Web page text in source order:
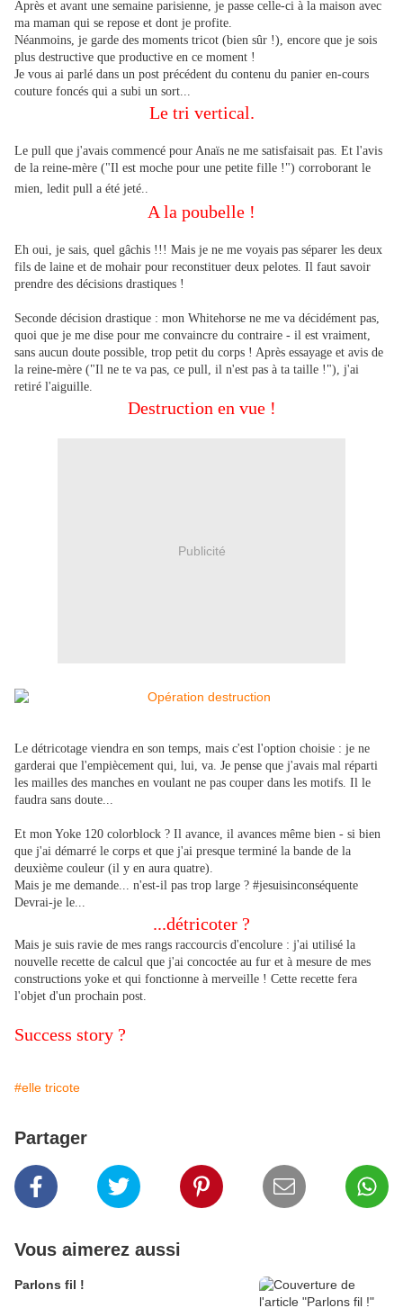
Après et avant une semaine parisienne, je passe celle-ci à la maison avec
ma maman qui se repose et dont je profite.
Néanmoins, je garde des moments tricot (bien sûr !), encore que je sois
plus destructive que productive en ce moment !
Je vous ai parlé dans un post précédent du contenu du panier en-cours
couture foncés qui a subi un sort...
Le tri vertical.
Le pull que j'avais commencé pour Anaïs ne me satisfaisait pas. Et l'avis
de la reine-mère ("Il est moche pour une petite fille !") corroborant le
mien, ledit pull a été jeté..
A la poubelle !
Eh oui, je sais, quel gâchis !!! Mais je ne me voyais pas séparer les deux
fils de laine et de mohair pour reconstituer deux pelotes. Il faut savoir
prendre des décisions drastiques !
Seconde décision drastique : mon Whitehorse ne me va décidément pas,
quoi que je me dise pour me convaincre du contraire - il est vraiment,
sans aucun doute possible, trop petit du corps ! Après essayage et avis de
la reine-mère ("Il ne te va pas, ce pull, il n'est pas à ta taille !"), j'ai
retiré l'aiguille.
Destruction en vue !
Publicité
Le détricotage viendra en son temps, mais c'est l'option choisie : je ne
garderai que l'empiècement qui, lui, va. Je pense que j'avais mal réparti
les mailles des manches en voulant ne pas couper dans les motifs. Il le
faudra sans doute...
Et mon Yoke 120 colorblock ? Il avance, il avances même bien - si bien
que j'ai démarré le corps et que j'ai presque terminé la bande de la
deuxième couleur (il y en aura quatre).
Mais je me demande... n'est-il pas trop large ? #jesuisinconséquente
Devrai-je le...
...détricoter ?
Mais je suis ravie de mes rangs raccourcis d'encolure : j'ai utilisé la
nouvelle recette de calcul que j'ai concoctée au fur et à mesure de mes
constructions yoke et qui fonctionne à merveille ! Cette recette fera
l'objet d'un prochain post.
Success story ?
#elle tricote
Partager
Vous aimerez aussi
Parlons fil !